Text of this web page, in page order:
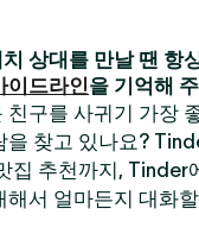
상대를 만날 땐 항
이드라인을 기억해
구를 사귀기 가장
을 찾고 있나요?
집 추천까지, Tinder
해서 얼마든지 대화